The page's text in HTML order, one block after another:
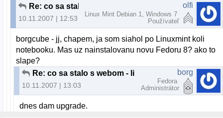
10.11.2007 | 12:53
olfi
Linux Mint Debian 1, Windows 7
Používateľ
borgcube - jj, chapem, ja som siahol po Linuxmint koli
notebooku. Mas uz nainstalovanu novu Fedoru 8? ako to
slape?
10.11.2007 | 13:03
borg
Fedora
Administrátor
dnes dam upgrade.